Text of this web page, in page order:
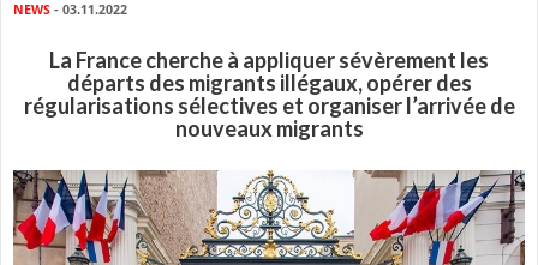
NEWS - 03.11.2022
La France cherche à appliquer sévèrement les
départs des migrants illégaux, opérer des
régularisations sélectives et organiser l’arrivée de
nouveaux migrants